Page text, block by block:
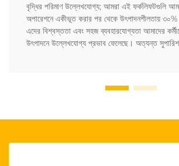
বৃদ্ধির পরিমাণ উল্লেখযোগ্য; আমরা এই ফর্কলিফটগুলি
অপারেশনে একীভূত করার পর থেকে উৎপাদনশীলতায় ৩০%
এদের বিশ্বস্ততা এবং সহজ ব্যবহারযোগ্যতা আমাদের
উৎপাদনে উল্লেখযোগ্য প্রভাব ফেলেছে। অত্যন্ত